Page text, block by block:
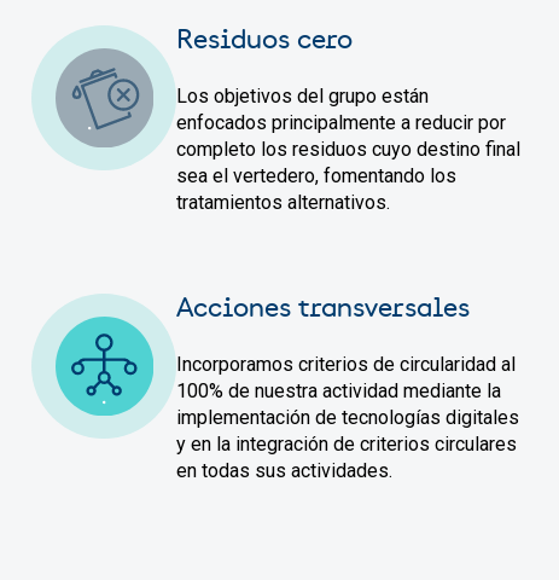
Residuos cero
Los objetivos del grupo están
enfocados principalmente a reducir por
completo los residuos cuyo destino final
sea el vertedero, fomentando los
tratamientos alternativos.
Acciones transversales
Incorporamos criterios de circularidad al
100% de nuestra actividad mediante la
implementación de tecnologías digitales
y en la integración de criterios circulares
en todas sus actividades.